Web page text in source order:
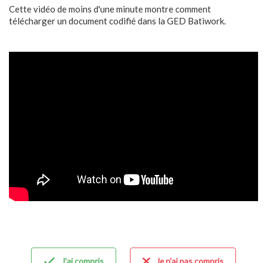
Cette vidéo de moins d'une minute montre comment
télécharger un document codifié dans la GED Batiwork.
J'ai compris Je n'ai pas compris